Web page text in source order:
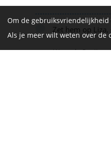
Zet hem op
Wout de Bruijn
Om de
Als je meer wilt weten over de